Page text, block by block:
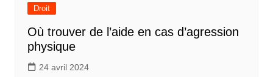
Droit
Où trouver de l’aide en cas d’agression
physique
24 avril 2024